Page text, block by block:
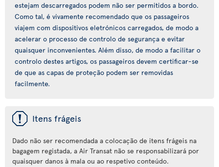
estejam descarregados podem não ser permitidos a bordo.
Como tal, é vivamente recomendado que os passageiros
viajem com dispositivos eletrónicos carregados, de modo a
acelerar o processo de controlo de segurança e evitar
quaisquer inconvenientes. Além disso, de modo a facilitar o
controlo destes artigos, os passageiros devem certificar-se
de que as capas de proteção podem ser removidas
facilmente.
ü Itens frágeis
Dado não ser recomendada a colocação de itens frágeis na
bagagem registada, a Air Transat não se responsabilizará por
quaisquer danos à mala ou ao respetivo conteúdo.